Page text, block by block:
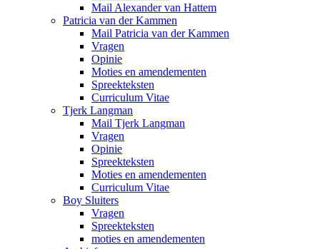
Mail Alexander van Hattem
Patricia van der Kammen
Mail Patricia van der Kammen
Vragen
Opinie
Moties en amendementen
Spreekteksten
Curriculum Vitae
Tjerk Langman
Mail Tjerk Langman
Vragen
Opinie
Spreekteksten
Moties en amendementen
Curriculum Vitae
Boy Sluiters
Vragen
Spreekteksten
moties en amendementen